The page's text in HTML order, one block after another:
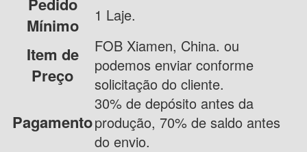
Mínimo
1 Laje.
Item de
Preço
FOB Xiamen, China. ou
podemos enviar conforme
solicitação do cliente.
Pagamento
30% de depósito antes da
produção, 70% de saldo antes
do envio.